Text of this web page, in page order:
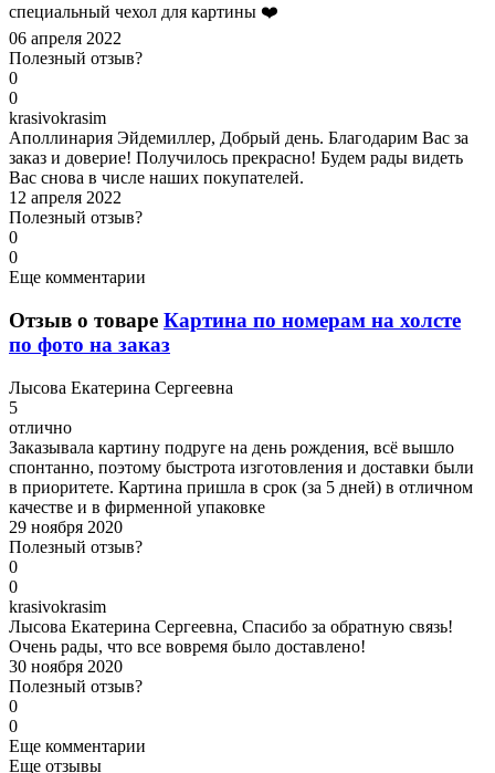
специальный чехол для картины ❤️
06 апреля 2022
Полезный отзыв?
0
0
krasivokrasim
Аполлинария Эйдемиллер, Добрый день. Благодарим Вас за
заказ и доверие! Получилось прекрасно! Будем рады видеть
Вас снова в числе наших покупателей.
12 апреля 2022
Полезный отзыв?
0
0
Еще комментарии
Отзыв о товаре Картина по номерам на холсте
по фото на заказ
Лысова Екатерина Сергеевна
5
отлично
Заказывала картину подруге на день рождения, всё вышло
спонтанно, поэтому быстрота изготовления и доставки были
в приоритете. Картина пришла в срок (за 5 дней) в отличном
качестве и в фирменной упаковке
29 ноября 2020
Полезный отзыв?
0
0
krasivokrasim
Лысова Екатерина Сергеевна, Спасибо за обратную связь!
Очень рады, что все вовремя было доставлено!
30 ноября 2020
Полезный отзыв?
0
0
Еще комментарии
Еще отзывы